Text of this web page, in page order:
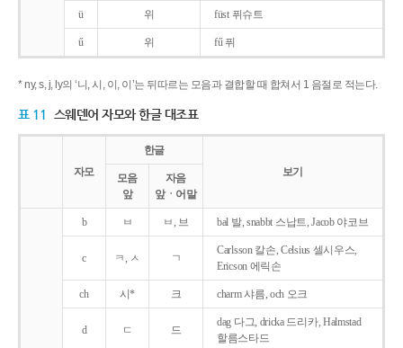
ü 위 füst 퓌슈트
ű 위 fű 퓌
* ny, s, j, ly의 ‘니, 시, 이, 이’는 뒤따르는 모음과 결합할 때 합쳐서 1 음절로 적는다.
표 11 스웨덴어 자모와 한글 대조표
자모
한글
보기
모음
앞
자음
앞ㆍ어말
b ㅂ ㅂ, 브 bal 발, snabbt 스납트, Jacob 야코브
c ㅋ, ㅅ ㄱ
Carlsson 칼손, Celsius 셀시우스,
Ericson 에릭손
ch 시* 크 charm 샤름, och 오크
d ㄷ 드
dag 다그, dricka 드리카, Halmstad
할름스타드